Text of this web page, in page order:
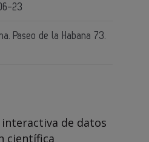
23
Paseo de la Habana 73.
de datos
científica